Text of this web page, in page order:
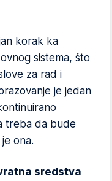
korak ka
sistema, što
za rad i
je jedan
treba da bude
ona.
sredstva